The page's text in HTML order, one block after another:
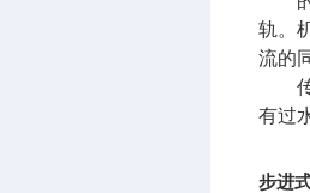
轨。
流的
有过
步进